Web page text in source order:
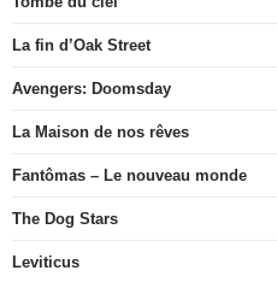
La fin d’Oak Street
Avengers: Doomsday
La Maison de nos rêves
Fantômas – Le nouveau monde
The Dog Stars
Leviticus